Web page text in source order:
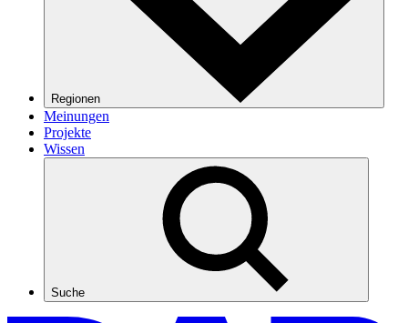
Regionen
Meinungen
Projekte
Wissen
Suche